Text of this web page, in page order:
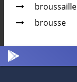
broussaille
brousse